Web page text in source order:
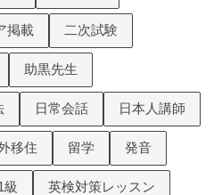
掲載 二次試験
助黒先生
日常会話 日本人講師
移住 留学 発音
級 英検対策レッスン